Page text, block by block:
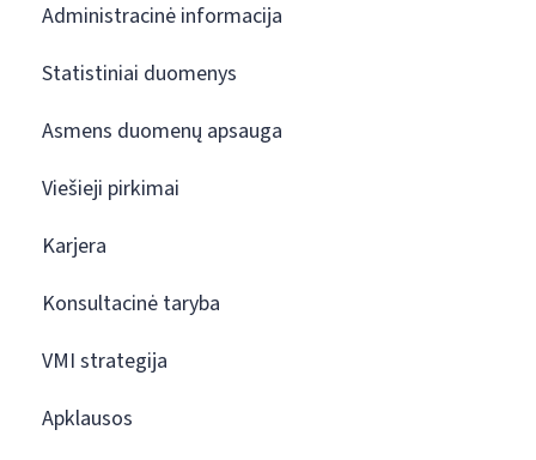
Administracinė informacija
Statistiniai duomenys
Asmens duomenų apsauga
Viešieji pirkimai
Karjera
Konsultacinė taryba
VMI strategija
Apklausos